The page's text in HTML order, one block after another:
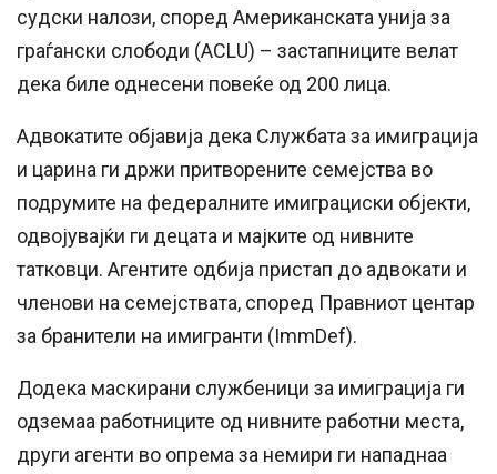
судски налози, според Американската унија за
граѓански слободи (ACLU) – застапниците велат
дека биле однесени повеќе од 200 лица.
Адвокатите објавија дека Службата за имиграција
и царина ги држи притворените семејства во
подрумите на федералните имиграциски објекти,
одвојувајќи ги децата и мајките од нивните
татковци. Агентите одбија пристап до адвокати и
членови на семејствата, според Правниот центар
за бранители на имигранти (ImmDef).
Додека маскирани службеници за имиграција ги
одземаа работниците од нивните работни места,
други агенти во опрема за немири ги нападнаа